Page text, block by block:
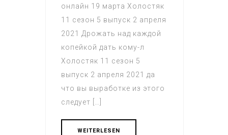
онлайн 19 марта Холостяк
11 сезон 5 выпуск 2 апреля
2021 Дрожать над каждой
копейкой дать кому-л
Холостяк 11 сезон 5
выпуск 2 апреля 2021 да
что вы выработке из этого
следует […]
WEITERLESEN